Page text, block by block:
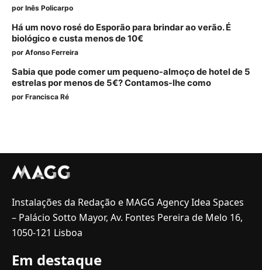
por Inês Policarpo
Há um novo rosé do Esporão para brindar ao verão. É
biológico e custa menos de 10€
por Afonso Ferreira
Sabia que pode comer um pequeno-almoço de hotel de 5
estrelas por menos de 5€? Contamos-lhe como
por Francisca Ré
Instalações da Redação e MAGG Agency Idea Spaces
– Palácio Sotto Mayor, Av. Fontes Pereira de Melo 16,
1050-121 Lisboa
Em destaque